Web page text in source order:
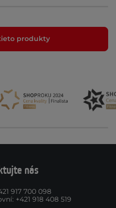
produkty
nás
917 700 098
: +421 918 408 519